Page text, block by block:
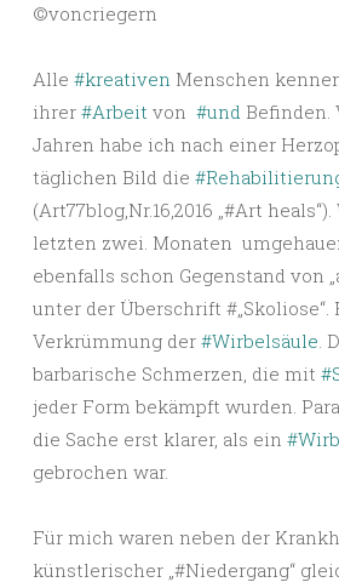
©️voncriegern
Alle #kreativen Menschen
ihrer #Arbeit von #und Befinden.
Jahren habe ich nach einer
täglichen Bild die
(Art77blog,Nr.16,2016 „#Art
letzten zwei. Monaten
ebenfalls schon Gegenstand von
unter der Überschrift #„Skoliose“.
Verkrümmung der #Wirbelsäule.
barbarische Schmerzen, die mit
jeder Form bekämpft wurden.
die Sache erst klarer, als ein
gebrochen war.
Für mich waren neben der
künstlerischer „#Niedergang“